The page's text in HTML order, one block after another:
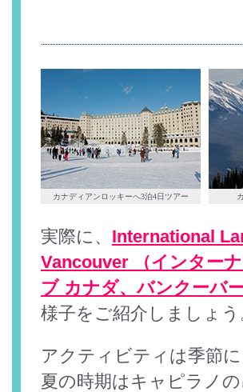
カナディアンロッキーへ3泊4日ツアー
実際に、 International
Vancouver （インター
ブ カナダ、バンクーバー
様子をご紹介しましょう
アクティビティは季節
夏の時期はキャピラノ